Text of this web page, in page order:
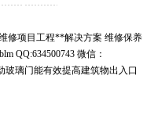
修项目工程**解决方案 维修保养
QQ:634500743 微信：
玻璃门能有效提高建筑物出入口